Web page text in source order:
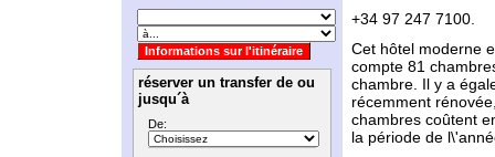
réserver un transfer de ou
jusqu´à
De:
+34 97 247 7100.
Cet hôtel moderne
compte 81
chambre. Il y a
récemment
chambres coûtent
la période de